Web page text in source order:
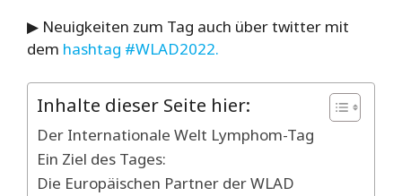
▶ Neuigkeiten zum Tag auch über twitter mit
dem hashtag #WLAD2022.
Inhalte dieser Seite hier:
Der Internationale Welt Lymphom-Tag
Ein Ziel des Tages:
Die Europäischen Partner der WLAD